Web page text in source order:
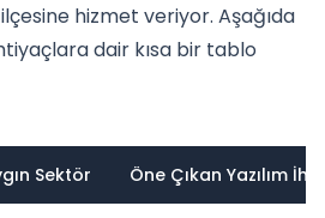
hizmet veriyor. Aşağıda
dair kısa bir tablo
Sektör Öne Çıkan Yazılım